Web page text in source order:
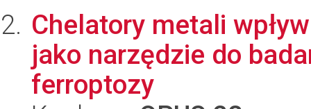
Chelatory metali
jako narzędzie do
ferroptozy